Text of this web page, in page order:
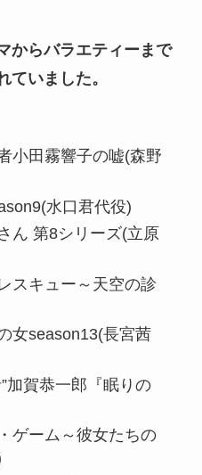
からバラエティーまで
ていました。
小田霧響子の嘘(森野
水口君代役)
ん 第8シリーズ(立原
スキュー～天空の診
女season13(長宮茜
加賀恭一郎『眠りの
ゲーム～彼女たちの